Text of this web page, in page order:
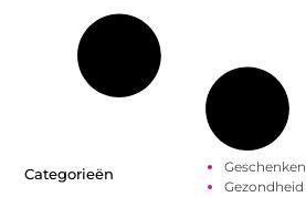
Categorieën
Geschenken
Gezondheid